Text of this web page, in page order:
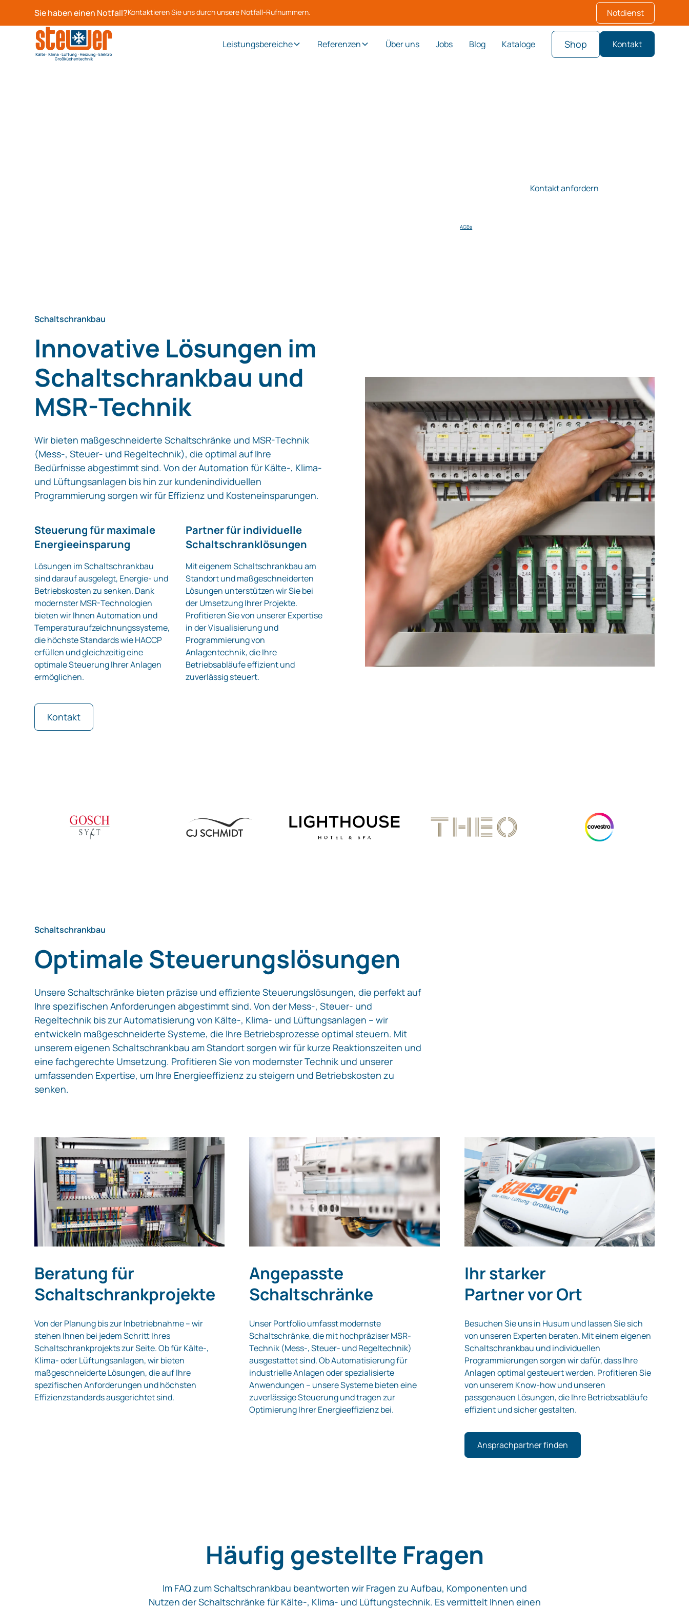
Sie haben einen Notfall?Kontaktieren Sie uns durch unsere Notfall-Rufnummern. Notdienst
Leistungsbereiche Referenzen Über uns Jobs Blog Kataloge Shop Kontakt
gegenüber der Firma STEUER widerrufen.AGBs
Schaltschrankbau
Innovative Lösungen im
Schaltschrankbau und
MSR-Technik
Wir bieten maßgeschneiderte Schaltschränke und MSR-Technik
(Mess-, Steuer- und Regeltechnik), die optimal auf Ihre
Bedürfnisse abgestimmt sind. Von der Automation für Kälte-, Klima-
und Lüftungsanlagen bis hin zur kundenindividuellen
Programmierung sorgen wir für Effizienz und Kosteneinsparungen.
Steuerung für maximale
Energieeinsparung
Lösungen im Schaltschrankbau
sind darauf ausgelegt, Energie- und
Betriebskosten zu senken. Dank
modernster MSR-Technologien
bieten wir Ihnen Automation und
Temperaturaufzeichnungssysteme,
die höchste Standards wie HACCP
erfüllen und gleichzeitig eine
optimale Steuerung Ihrer Anlagen
ermöglichen.
Partner für individuelle
Schaltschranklösungen
Mit eigenem Schaltschrankbau am
Standort und maßgeschneiderten
Lösungen unterstützen wir Sie bei
der Umsetzung Ihrer Projekte.
Profitieren Sie von unserer Expertise
in der Visualisierung und
Programmierung von
Anlagentechnik, die Ihre
Betriebsabläufe effizient und
zuverlässig steuert.
Kontakt
Schaltschrankbau
Optimale Steuerungslösungen
Unsere Schaltschränke bieten präzise und effiziente Steuerungslösungen, die perfekt auf
Ihre spezifischen Anforderungen abgestimmt sind. Von der Mess-, Steuer- und
Regeltechnik bis zur Automatisierung von Kälte-, Klima- und Lüftungsanlagen – wir
entwickeln maßgeschneiderte Systeme, die Ihre Betriebsprozesse optimal steuern. Mit
unserem eigenen Schaltschrankbau am Standort sorgen wir für kurze Reaktionszeiten und
eine fachgerechte Umsetzung. Profitieren Sie von modernster Technik und unserer
umfassenden Expertise, um Ihre Energieeffizienz zu steigern und Betriebskosten zu
senken.
Beratung für
Schaltschrankprojekte
Von der Planung bis zur Inbetriebnahme – wir
stehen Ihnen bei jedem Schritt Ihres
Schaltschrankprojekts zur Seite. Ob für Kälte-,
Klima- oder Lüftungsanlagen, wir bieten
maßgeschneiderte Lösungen, die auf Ihre
spezifischen Anforderungen und höchsten
Effizienzstandards ausgerichtet sind.
Angepasste
Schaltschränke
Unser Portfolio umfasst modernste
Schaltschränke, die mit hochpräziser MSR-
Technik (Mess-, Steuer- und Regeltechnik)
ausgestattet sind. Ob Automatisierung für
industrielle Anlagen oder spezialisierte
Anwendungen – unsere Systeme bieten eine
zuverlässige Steuerung und tragen zur
Optimierung Ihrer Energieeffizienz bei.
Ihr starker
Partner vor Ort
Besuchen Sie uns in Husum und lassen Sie sich
von unseren Experten beraten. Mit einem eigenen
Schaltschrankbau und individuellen
Programmierungen sorgen wir dafür, dass Ihre
Anlagen optimal gesteuert werden. Profitieren Sie
von unserem Know-how und unseren
passgenauen Lösungen, die Ihre Betriebsabläufe
effizient und sicher gestalten.
Ansprachpartner finden
Häufig gestellte Fragen
Im FAQ zum Schaltschrankbau beantworten wir Fragen zu Aufbau, Komponenten und
Nutzen der Schaltschränke für Kälte‑, Klima‑ und Lüftungstechnik. Es vermittelt Ihnen einen